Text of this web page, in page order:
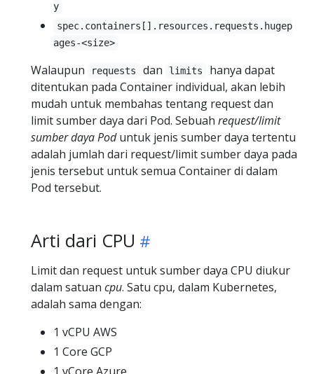
y
spec.containers[].resources.requests.hugep
ages-<size>
Walaupun requests dan limits
hanya dapat
ditentukan pada Container individual, akan lebih
mudah untuk membahas tentang request dan
limit sumber daya dari Pod. Sebuah request/limit
sumber daya Poduntuk jenis sumber daya tertentu
adalah jumlah dari request/limit sumber daya pada
jenis tersebut untuk semua Container di dalam
Pod tersebut.
Arti dari CPU
Limit dan request untuk sumber daya CPU diukur
dalam satuan cpu. Satu cpu, dalam Kubernetes,
adalah sama dengan:
1 vCPU AWS
1 Core GCP